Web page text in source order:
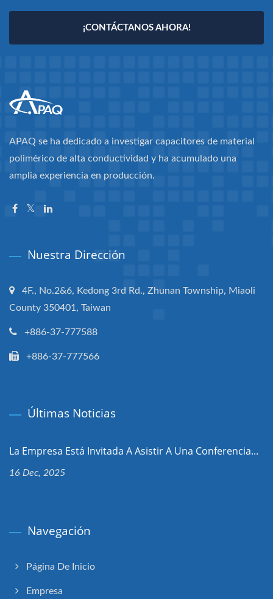
¡CONTÁCTANOS AHORA!
APAQ se ha dedicado a investigar capacitores de material
polimérico de alta conductividad y ha acumulado una
amplia experiencia en producción.
Nuestra Dirección
4F., No.2&6, Kedong 3rd Rd., Zhunan Township, Miaoli
County 350401, Taiwan
+886-37-777588
+886-37-777566
Últimas Noticias
La Empresa Está Invitada A Asistir A Una Conferencia...
16 Dec, 2025
Navegación
Página De Inicio
Empresa